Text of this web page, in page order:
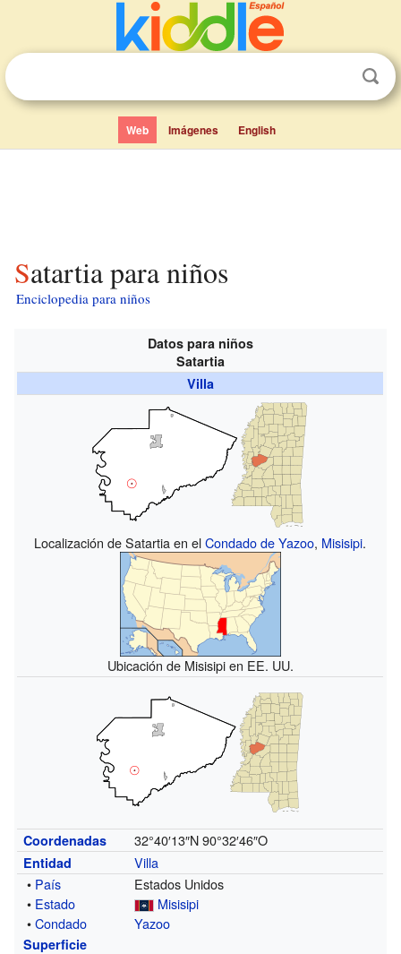
Web Imágenes English
Satartia para niños
Enciclopedia para niños
Datos para niños
Satartia
Villa
Localización de Satartia en elCondado de Yazoo, Misisipi.
Ubicación de Misisipi en EE. UU.
Coordenadas 32°40′13″N 90°32′46″O
Entidad
Villa
• País
Estados Unidos
• Estado
Misisipi
•Condado Yazoo
Superficie